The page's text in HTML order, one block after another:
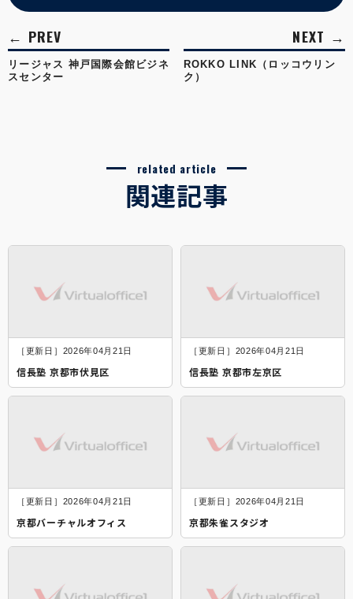
リージャス 神戸国際会館ビジネ
スセンター
ROKKO LINK（ロッコウリン
ク）
related article
関連記事
［更新日］2026年04月21日
信長塾 京都市伏見区
［更新日］2026年04月21日
信長塾 京都市左京区
［更新日］2026年04月21日
京都バーチャルオフィス
［更新日］2026年04月21日
京都朱雀スタジオ